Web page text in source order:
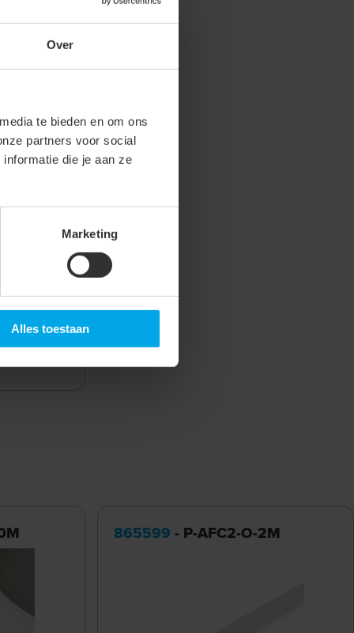
Over
te bieden en om ons
partners voor social
die je aan ze
Marketing
Alles toestaan
geschikt
865599 - P-AFC2-O-2M